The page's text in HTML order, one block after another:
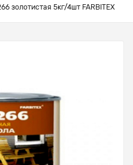
золотистая 5кг/4шт FARBITEX